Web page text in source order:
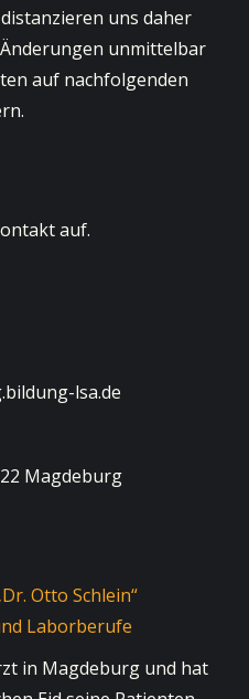
uns daher
unmittelbar
auf nachfolgenden
auf.
lsa.de
Magdeburg
Otto Schlein“
Laborberufe
in Magdeburg und hat